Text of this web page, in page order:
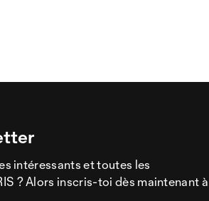
intéressants et toutes les
? Alors inscris-toi dès maintenant à